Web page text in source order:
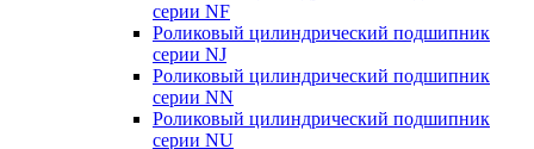
серии NF
Роликовый цилиндрический подшипник
серии NJ
Роликовый цилиндрический подшипник
серии NN
Роликовый цилиндрический подшипник
серии NU